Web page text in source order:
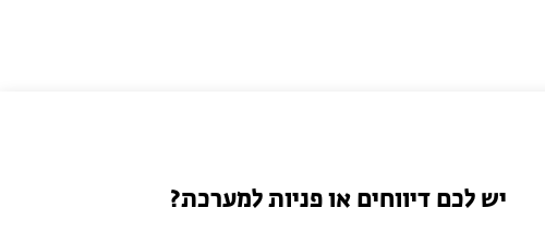
יש לכם דיווחים או פניות למערכת?